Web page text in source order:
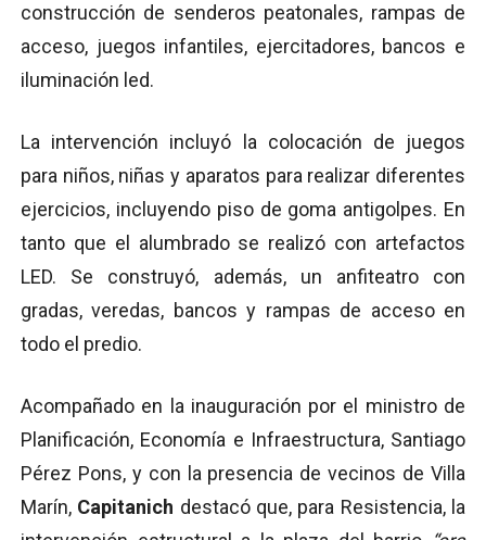
construcción de senderos peatonales, rampas de
acceso, juegos infantiles, ejercitadores, bancos e
iluminación led.
La intervención incluyó la colocación de juegos
para niños, niñas y aparatos para realizar diferentes
ejercicios, incluyendo piso de goma antigolpes. En
tanto que el alumbrado se realizó con artefactos
LED. Se construyó, además, un anfiteatro con
gradas, veredas, bancos y rampas de acceso en
todo el predio.
Acompañado en la inauguración por el ministro de
Planificación, Economía e Infraestructura, Santiago
Pérez Pons, y con la presencia de vecinos de Villa
Marín, Capitanich destacó que, para Resistencia, la